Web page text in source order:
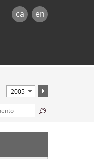
ca en